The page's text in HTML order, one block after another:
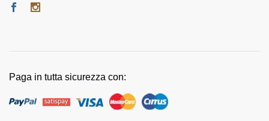
Paga in tutta sicurezza con: